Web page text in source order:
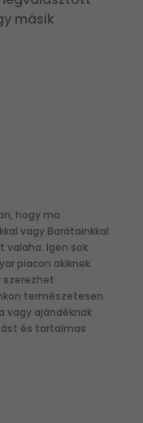
másik
hogy ma
vagy Barátainkkal
Igen sok
piacon akiknek
szerezhet
természetesen
vagy ajándéknak
és tartalmas